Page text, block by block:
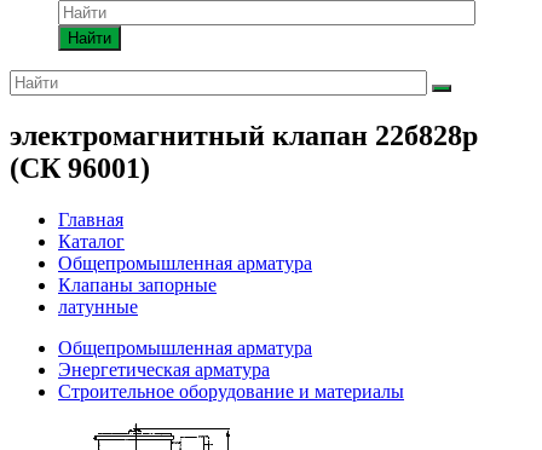
Найти
электромагнитный клапан 22б828р
(СК 96001)
Главная
Каталог
Общепромышленная арматура
Клапаны запорные
латунные
Общепромышленная арматура
Энергетическая арматура
Строительное оборудование и материалы